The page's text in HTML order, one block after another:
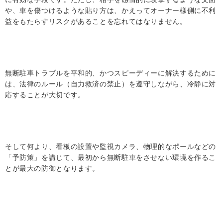
や、車を傷つけるような貼り方は、かえってオーナー様側に不利
益をもたらすリスクがあることを忘れてはなりません。
無断駐車トラブルを平和的、かつスピーディーに解決するために
は、法律のルール（自力救済の禁止）を遵守しながら、冷静に対
応することが大切です。
そして何より、看板の設置や監視カメラ、物理的なポールなどの
「予防策」を講じて、最初から無断駐車をさせない環境を作るこ
とが最大の防御となります。